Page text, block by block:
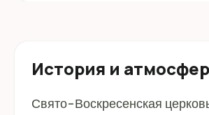
История и
Свято-Воскресенская